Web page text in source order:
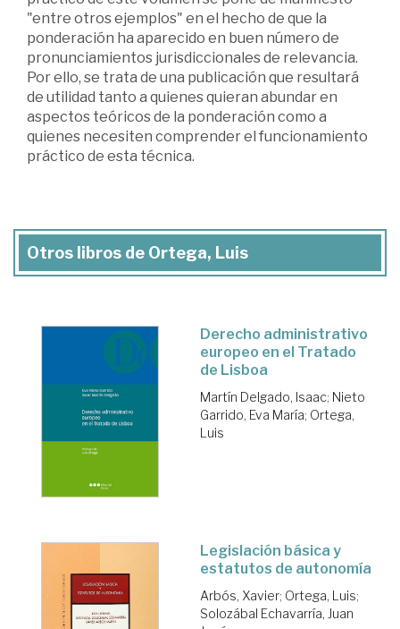
"entre otros ejemplos"­ en el hecho de que la
ponderación ha aparecido en buen número de
pronunciamientos jurisdiccionales de relevancia.
Por ello, se trata de una publicación que resultará
de utilidad tanto a quienes quieran abundar en
aspectos teóricos de la ponderación como a
quienes necesiten comprender el funcionamiento
práctico de esta técnica.
Otros libros de Ortega, Luis
Derecho administrativo
europeo en el Tratado
de Lisboa
Martín Delgado, Isaac; Nieto
Garrido, Eva María; Ortega,
Luis
Legislación básica y
estatutos de autonomía
Arbós, Xavier; Ortega, Luis;
Solozábal Echavarría, Juan